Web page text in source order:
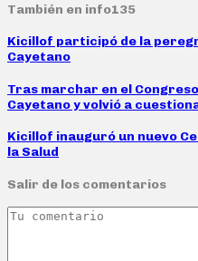
También en info135
Kicillof participó de la
Cayetano
Tras marchar en el
Cayetano y volvió a
Kicillof inauguró un nuevo
la Salud
Salir de los comentarios